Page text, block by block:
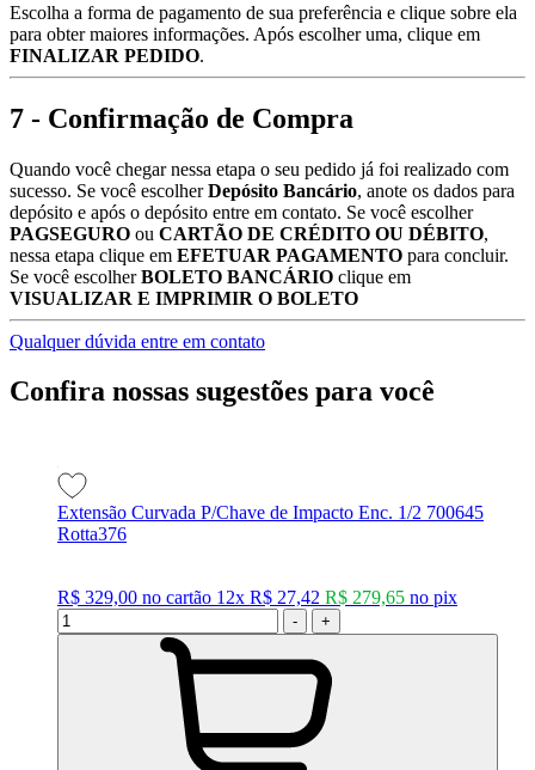
Escolha a forma de pagamento de sua preferência e clique sobre ela
para obter maiores informações. Após escolher uma, clique em
FINALIZAR PEDIDO.
7 - Confirmação de Compra
Quando você chegar nessa etapa o seu pedido já foi realizado com
sucesso. Se você escolherDepósito Bancário, anote os dados para
depósito e após o depósito entre em contato. Se você escolher
PAGSEGURO ou CARTÃO DE CRÉDITO OU DÉBITO,
nessa etapa clique em EFETUAR PAGAMENTO para concluir.
Se você escolherBOLETO BANCÁRIO clique em
VISUALIZAR E IMPRIMIR O BOLETO
Qualquer dúvida entre em contato
Confira nossas sugestões para você
Extensão Curvada P/Chave de Impacto Enc. 1/2 700645
Rotta376
R$ 329,00 no cartão 12x R$ 27,42 R$ 279,65 no pix
- +